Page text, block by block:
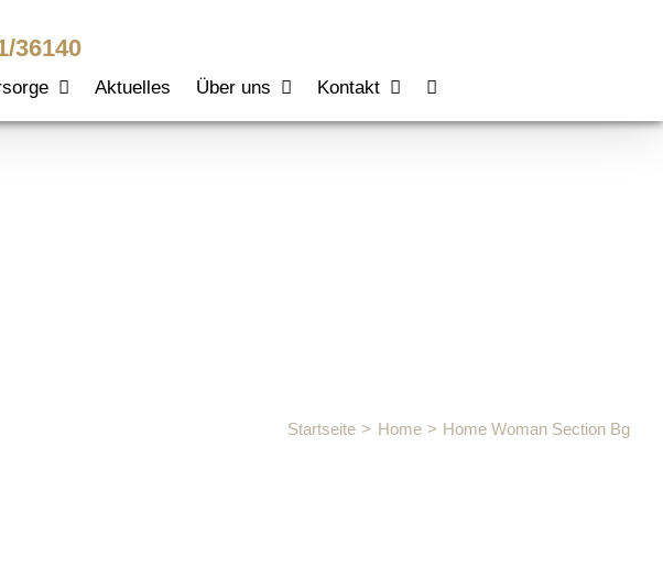
36140
Aktuelles Über uns Kontakt
Startseite Home Home Woman Section Bg